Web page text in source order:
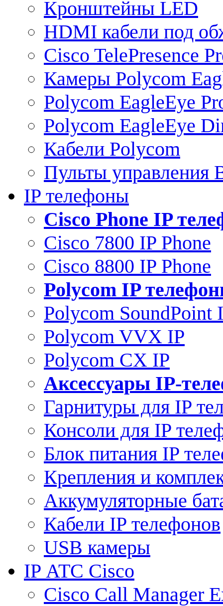
Кронштейны LED
HDMI кабели под
Cisco TelePresence
Камеры Polycom
Polycom EagleEye
Polycom EagleEye
Кабели Polycom
Пульты управления
IP телефоны
Сisco Phone IP
Cisco 7800 IP Phone
Cisco 8800 IP Phone
Polycom IP
Polycom SoundPoint
Polycom VVX IP
Polycom CX IP
Аксессуары IP-
Гарнитуры для IP
Консоли для IP
Блок питания IP
Крепления и
Аккумуляторные
Кабели IP телефонов
USB камеры
IP АТС Cisco
Cisco Call Manager